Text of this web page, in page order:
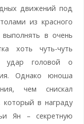
движений под
из красного
в очень
хоть чуть-чуть
удар головой о
Однако юноша
чем снискал
который в награду
Ян – секретную